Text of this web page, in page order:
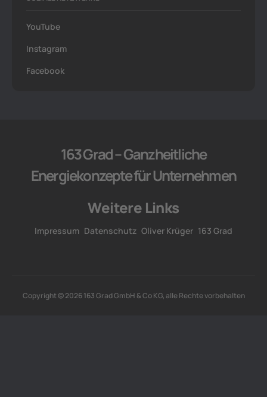
YouTube
Instagram
Facebook
163 Grad – Ganzheitliche
Energiekonzepte für Unternehmen
Weitere Links
Impressum Datenschutz Oliver Krüger 163 Grad
Copyright © 2026 163 Grad GmbH & Co KG, alle Rechte vorbehalten